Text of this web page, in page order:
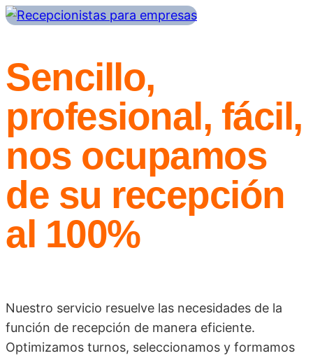
Sencillo,
profesional, fácil,
nos ocupamos
de su recepción
al 100%
Nuestro servicio resuelve las necesidades de la
función de recepción de manera eficiente.
Optimizamos turnos, seleccionamos y formamos